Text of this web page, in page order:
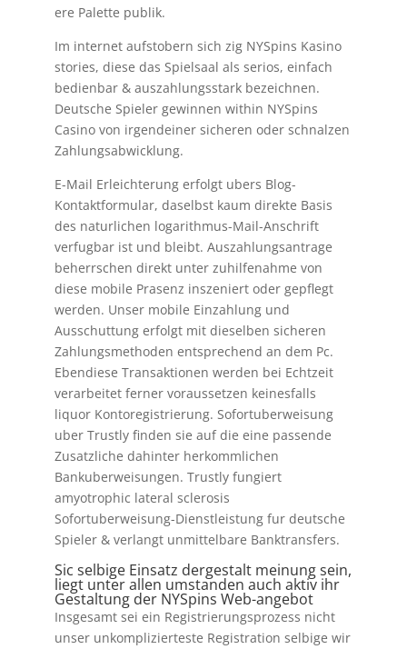
ere Palette publik.
Im internet aufstobern sich zig NYSpins Kasino
stories, diese das Spielsaal als serios, einfach
bedienbar & auszahlungsstark bezeichnen.
Deutsche Spieler gewinnen within NYSpins
Casino von irgendeiner sicheren oder schnalzen
Zahlungsabwicklung.
E-Mail Erleichterung erfolgt ubers Blog-
Kontaktformular, daselbst kaum direkte Basis
des naturlichen logarithmus-Mail-Anschrift
verfugbar ist und bleibt. Auszahlungsantrage
beherrschen direkt unter zuhilfenahme von
diese mobile Prasenz inszeniert oder gepflegt
werden. Unser mobile Einzahlung und
Ausschuttung erfolgt mit dieselben sicheren
Zahlungsmethoden entsprechend an dem Pc.
Ebendiese Transaktionen werden bei Echtzeit
verarbeitet ferner voraussetzen keinesfalls
liquor Kontoregistrierung. Sofortuberweisung
uber Trustly finden sie auf die eine passende
Zusatzliche dahinter herkommlichen
Bankuberweisungen. Trustly fungiert
amyotrophic lateral sclerosis
Sofortuberweisung-Dienstleistung fur deutsche
Spieler & verlangt unmittelbare Banktransfers.
Sic selbige Einsatz dergestalt meinung sein,
liegt unter allen umstanden auch aktiv ihr
Gestaltung der NYSpins Web-angebot
Insgesamt sei ein Registrierungsprozess nicht
unser unkomplizierteste Registration selbige wir